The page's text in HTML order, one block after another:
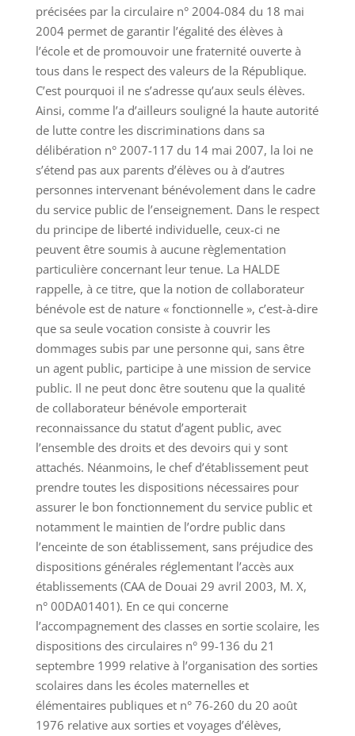
précisées par la circulaire n° 2004-084 du 18 mai
2004 permet de garantir l’égalité des élèves à
l’école et de promouvoir une fraternité ouverte à
tous dans le respect des valeurs de la République.
C’est pourquoi il ne s’adresse qu’aux seuls élèves.
Ainsi, comme l’a d’ailleurs souligné la haute autorité
de lutte contre les discriminations dans sa
délibération n° 2007-117 du 14 mai 2007, la loi ne
s’étend pas aux parents d’élèves ou à d’autres
personnes intervenant bénévolement dans le cadre
du service public de l’enseignement. Dans le respect
du principe de liberté individuelle, ceux-ci ne
peuvent être soumis à aucune règlementation
particulière concernant leur tenue. La HALDE
rappelle, à ce titre, que la notion de collaborateur
bénévole est de nature « fonctionnelle », c’est-à-dire
que sa seule vocation consiste à couvrir les
dommages subis par une personne qui, sans être
un agent public, participe à une mission de service
public. Il ne peut donc être soutenu que la qualité
de collaborateur bénévole emporterait
reconnaissance du statut d’agent public, avec
l’ensemble des droits et des devoirs qui y sont
attachés. Néanmoins, le chef d’établissement peut
prendre toutes les dispositions nécessaires pour
assurer le bon fonctionnement du service public et
notamment le maintien de l’ordre public dans
l’enceinte de son établissement, sans préjudice des
dispositions générales réglementant l’accès aux
établissements (CAA de Douai 29 avril 2003, M. X,
n° 00DA01401). En ce qui concerne
l’accompagnement des classes en sortie scolaire, les
dispositions des circulaires n° 99-136 du 21
septembre 1999 relative à l’organisation des sorties
scolaires dans les écoles maternelles et
élémentaires publiques et n° 76-260 du 20 août
1976 relative aux sorties et voyages d’élèves,